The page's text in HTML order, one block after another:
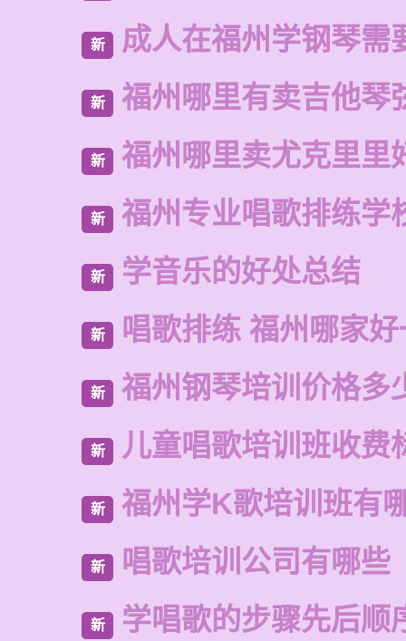
新 成人在福州学钢琴需
新 福州哪里有卖吉他琴
新 福州哪里卖尤克里里
新 福州专业唱歌排练学
新 学音乐的好处总结
新 唱歌排练 福州哪家
新 福州钢琴培训价格多
新 儿童唱歌培训班收费
新 福州学K歌培训班有
新 唱歌培训公司有哪些
新 学唱歌的步骤先后顺